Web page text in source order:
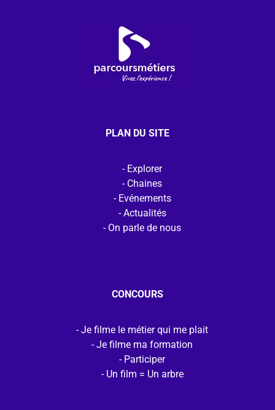
PLAN DU SITE
Explorer
Chaines
Evénements
Actualités
On parle de nous
CONCOURS
Je filme le métier qui me plait
Je filme ma formation
Participer
Un film = Un arbre